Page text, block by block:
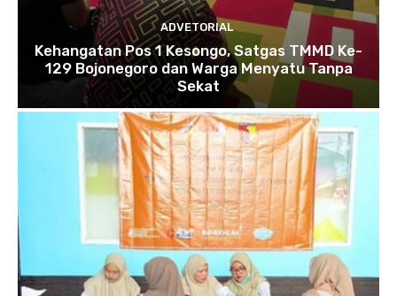
ADVETORIAL
Kehangatan Pos 1 Kesongo, Satgas TMMD Ke-
129 Bojonegoro dan Warga Menyatu Tanpa
Sekat